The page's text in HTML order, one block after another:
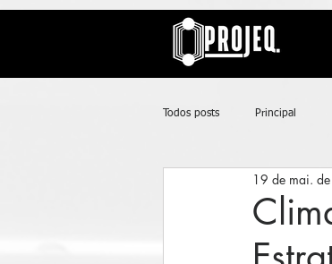
Todos posts Principal
19 de mai.